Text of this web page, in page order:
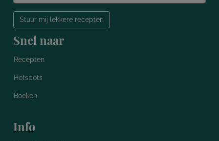
Stuur mij lekkere recepten
Snel naar
Recepten
Hotspots
Boeken
Info